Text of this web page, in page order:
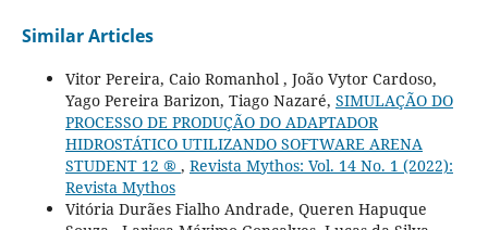
Similar Articles
Vitor Pereira, Caio Romanhol , João Vytor Cardoso,
Yago Pereira Barizon, Tiago Nazaré, SIMULAÇÃO DO
PROCESSO DE PRODUÇÃO DO ADAPTADOR
HIDROSTÁTICO UTILIZANDO SOFTWARE ARENA
STUDENT 12 ® , Revista Mythos: Vol. 14 No. 1 (2022):
Revista Mythos
Vitória Durães Fialho Andrade, Queren Hapuque